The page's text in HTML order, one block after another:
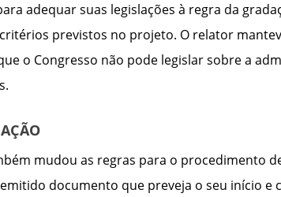
adequar suas legislações à regra da
previstos no projeto. O relator
o Congresso não pode legislar sobre a
mudou as regras para o procedimento
documento que preveja o seu início e